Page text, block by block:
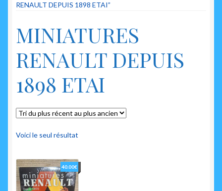
RENAULT DEPUIS 1898 ETAI”
MINIATURES
RENAULT DEPUIS
1898 ETAI
Voici le seul résultat
40.00€